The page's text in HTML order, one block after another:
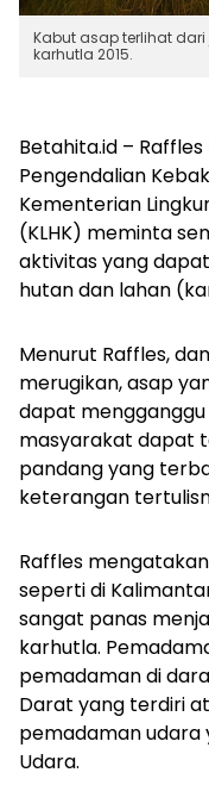
Kabut asap terlihat
karhutla 2015.
Betahita.id –
Pengendalian
Kementerian
(KLHK) meminta
aktivitas yang
hutan dan lahan
Menurut Raffles,
merugikan, asap
dapat
masyarakat dapat
pandang yang
keterangan
Raffles
seperti di
sangat panas
karhutla.
pemadaman di
Darat yang terdiri
pemadaman udara
Udara.